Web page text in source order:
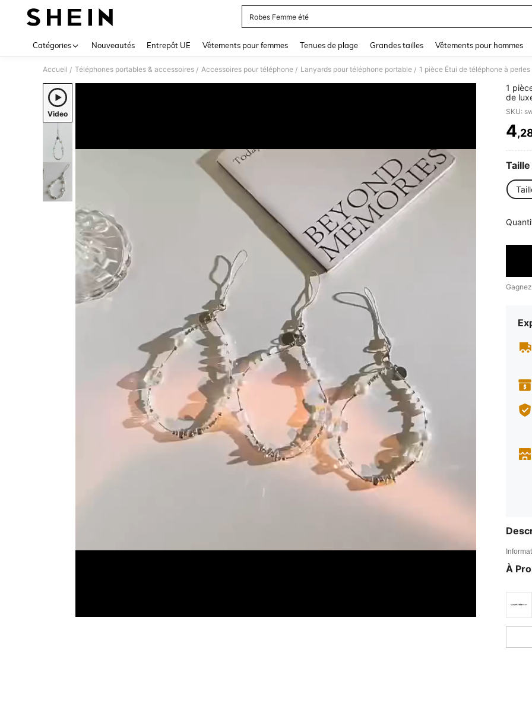
Robes Femme été
Catégories Nouveautés Entrepôt UE Vêtements pour femmes Tenues de plage Grandes tailles Vêtements pour hommes
Accueil / Téléphones portables & accessoires / Accessoires pour téléphone / Lanyards pour téléphone portable /
Video
1
de
SKU:
4
Taille
À